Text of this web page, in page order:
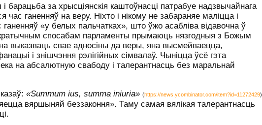
за хрысціянскія каштоўнасці патрабуе надзвычайнага
час ганенняў на веру. Ніхто і нікому не забараняе маліцца і
«у белых пальчатках», што ўжо асабліва відавочна ў
спосабам парламенты прымаюць нязгодныя з Божым
выказваць свае адносіны да веры, яна высмейваецца,
і знішчэння рэлігійных сімвалаў. Чыніцца ўсё гэта
на абсалютную свабоду і талерантнасць без маральнай
«Summum ius, summa iniuria» (https://news.ycombinator.com/item?id=11272429)
вяршыняй беззаконня». Таму самая вялікая талерантнасць